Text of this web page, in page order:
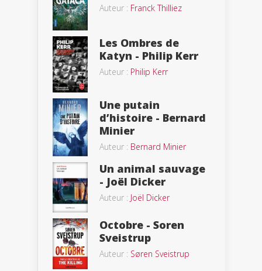
Auteur : Franck Thilliez
Les Ombres de
Katyn - Philip Kerr
Auteur : Philip Kerr
Une putain
d’histoire - Bernard
Minier
Auteur : Bernard Minier
Un animal sauvage
- Joël Dicker
Auteur : Joël Dicker
Octobre - Soren
Sveistrup
Auteur : Søren Sveistrup